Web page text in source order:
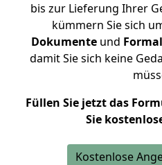
bis zur Lieferung Ihrer
kümmern Sie sich
Dokumente und
damit Sie sich keine
Füllen Sie jetzt das
Sie
Kostenlose